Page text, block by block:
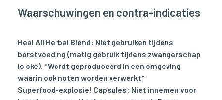
Waarschuwingen en contra-indicaties
Heal All Herbal Blend: Niet gebruiken tijdens
borstvoeding (matig gebruik tijdens zwangerschap
is oké). *Wordt geproduceerd in een omgeving
waarin ook noten worden verwerkt*
Superfood-explosie! Capsules: Niet innemen voor